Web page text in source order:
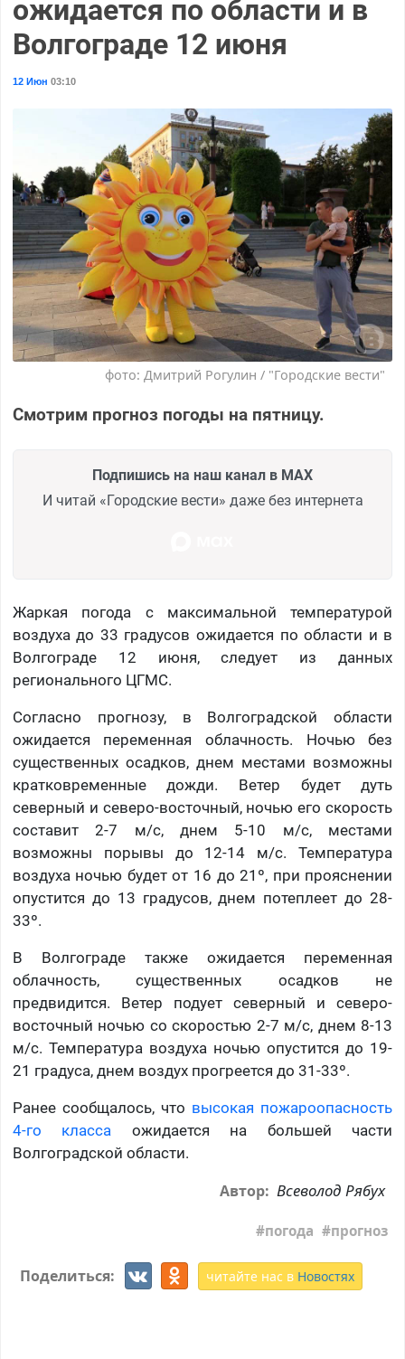
ожидается по области и в
Волгограде 12 июня
12 Июн 03:10
фото: Дмитрий Рогулин / "Городские вести"
Смотрим прогноз погоды на пятницу.
Подпишись на наш канал в MAX
И читай «Городские вести» даже без интернета
Жаркая погода с максимальной температурой
воздуха до 33 градусов ожидается по области и в
Волгограде 12 июня, следует из данных
регионального ЦГМС.
Согласно прогнозу, в Волгоградской области
ожидается переменная облачность. Ночью без
существенных осадков, днем местами возможны
кратковременные дожди. Ветер будет дуть
северный и северо-восточный, ночью его скорость
составит 2-7 м/с, днем 5-10 м/с, местами
возможны порывы до 12-14 м/с. Температура
воздуха ночью будет от 16 до 21º, при прояснении
опустится до 13 градусов, днем потеплеет до 28-
33º.
В Волгограде также ожидается переменная
облачность, существенных осадков не
предвидится. Ветер подует северный и северо-
восточный ночью со скоростью 2-7 м/с, днем 8-13
м/с. Температура воздуха ночью опустится до 19-
21 градуса, днем воздух прогреется до 31-33º.
Ранее сообщалось, что высокая пожароопасность
4-го класса ожидается на большей части
Волгоградской области.
Автор: Всеволод Рябух
погода прогноз
Поделиться: читайте нас в Новостях